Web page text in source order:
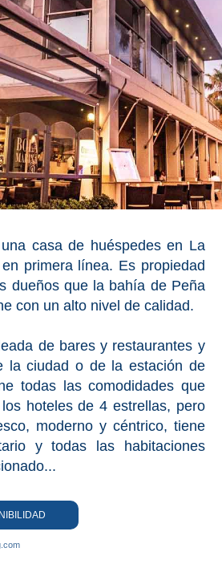
casa de huéspedes en La
primera línea. Es propiedad
dueños que la bahía de Peña
con un alto nivel de calidad.
de bares y restaurantes y
la ciudad o de la estación de
todas las comodidades que
hoteles de 4 estrellas, pero
moderno y céntrico, tiene
y todas las habitaciones